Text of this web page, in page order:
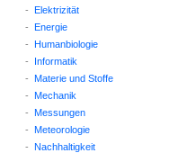
- Elektrizität
- Energie
- Humanbiologie
-
Informatik
- Materie und Stoffe
- Mechanik
- Messungen
- Meteorologie
- Nachhaltigkeit